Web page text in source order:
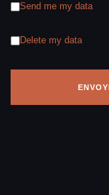
Send me my data
Delete my data